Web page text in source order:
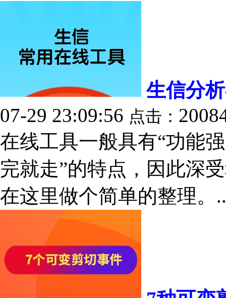
生信分
07-29 23:09:56 点击：
在线工具一般具有“功能
完就走”的特点，因此深
在这里做个简单的整理。